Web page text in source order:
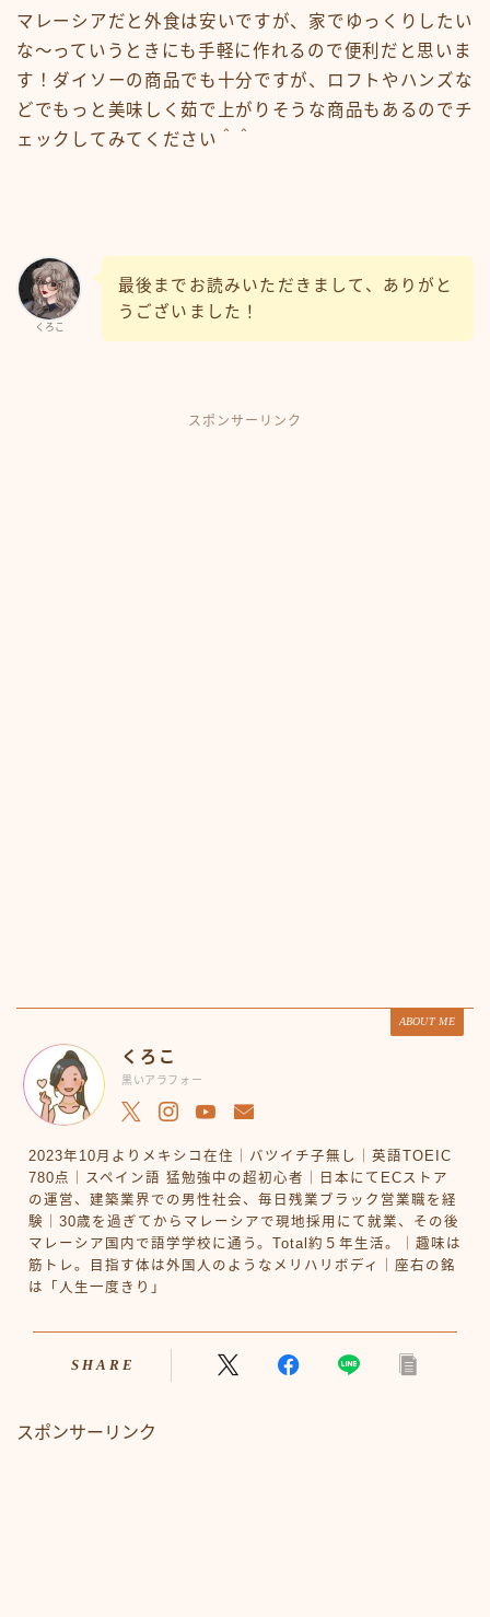
マレーシアだと外食は安いですが、家でゆっくりしたい
な〜っていうときにも手軽に作れるので便利だと思いま
す！ダイソーの商品でも十分ですが、ロフトやハンズな
どでもっと美味しく茹で上がりそうな商品もあるのでチ
ェックしてみてください＾＾
くろこ
最後までお読みいただきまして、ありがと
うございました！
スポンサーリンク
ABOUT ME
くろこ
黒いアラフォー
2023年10月よりメキシコ在住｜バツイチ子無し｜英語TOEIC
780点｜スペイン語 猛勉強中の超初心者｜日本にてECストア
の運営、建築業界での男性社会、毎日残業ブラック営業職を経
験｜30歳を過ぎてからマレーシアで現地採用にて就業、その後
マレーシア国内で語学学校に通う。Total約５年生活。｜趣味は
筋トレ。目指す体は外国人のようなメリハリボディ｜座右の銘
は「人生一度きり」
SHARE
スポンサーリンク